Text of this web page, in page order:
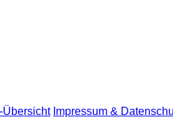
Übersicht Impressum &